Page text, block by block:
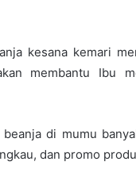
kesana kemari
membantu Ibu
di mumu
dan promo